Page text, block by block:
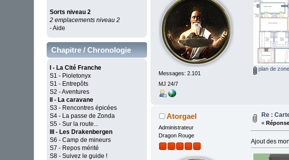
Sorts niveau 2
2 emplacements niveau 2
- Aide
Chapitre / Chronologie
I - La Cité Franche
S1 - Pioletonyx
S1 - Entrepôts
S2 - Aventures
II - La caravane
S3 - Rencontres épicées
S4 - La passe de Zonda
S5 - Sur la route...
III - Les Drakenbergen
S6 - Camp de mineurs
S7 - Repos mérité
S8 - Suivez le guide !
Messages: 2.101
MJ 24/7
plan de
Atorgael
Administrateur
Dragon Rouge
Re :
«
Ajout des